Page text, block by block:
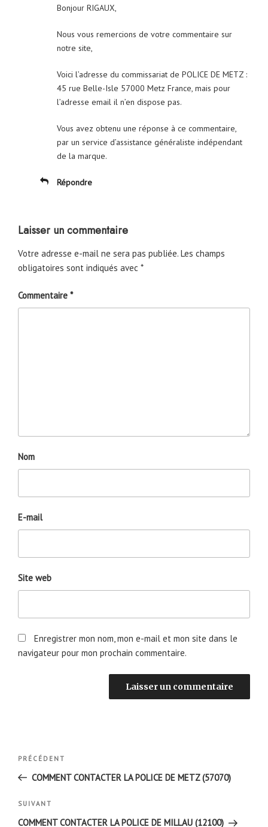
Bonjour RIGAUX,
Nous vous remercions de votre commentaire sur
notre site,
Voici l’adresse du commissariat de POLICE DE METZ :
45 rue Belle-Isle 57000 Metz France, mais pour
l’adresse email il n’en dispose pas.
Vous avez obtenu une réponse à ce commentaire,
par un service d’assistance généraliste indépendant
de la marque.
Répondre
Laisser un commentaire
Votre adresse e-mail ne sera pas publiée. Les champs
obligatoires sont indiqués avec *
Commentaire *
Nom
E-mail
Site web
Enregistrer mon nom, mon e-mail et mon site dans le
navigateur pour mon prochain commentaire.
Navigation
l’article
Article
précédent
PRÉCÉDENT
COMMENT CONTACTER LA POLICE DE METZ (57070)
Article
suivant
SUIVANT
COMMENT CONTACTER LA POLICE DE MILLAU (12100)